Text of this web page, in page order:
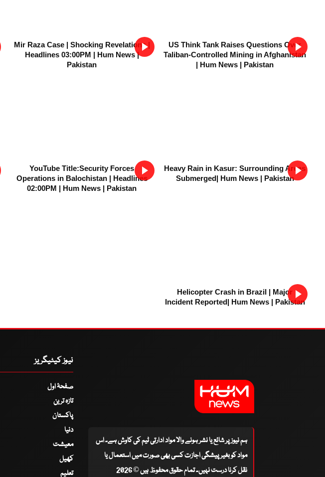
US Think Tank Raises Questions Over
Taliban-Controlled Mining in Afghanistan
| Hum News | Pakistan
Mir Raza Case | Shocking Revelations |
Headlines 03:00PM | Hum News |
Pakistan
Heavy Rain in Kasur: Surrounding Areas
Submerged| Hum News | Pakistan
YouTube Title:Security Forces
Operations in Balochistan | Headlines
02:00PM | Hum News | Pakistan
Helicopter Crash in Brazil | Major
Incident Reported| Hum News | Pakistan
ہم نیوز پر شائع یا نشر ہونے والا مواد ادارتی ٹیم کی کاوش ہے۔ اس
مواد کو بغیر پیشگی اجازت کسی بھی صورت میں استعمال یا
نقل کرنا درست نہیں۔ تمام حقوق محفوظ ہیں © 2026
نیوز کیٹیگریز
صفحۂ اول
تازہ ترین
پاکستان
دنیا
معیشت
کھیل
تعلیم